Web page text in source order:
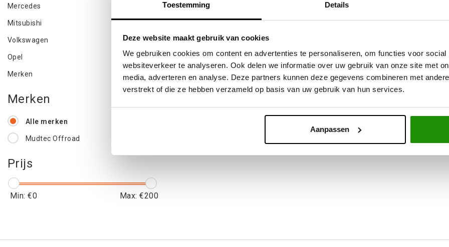
Toestemming Details
Deze website maakt gebruik van cookies
We gebruiken cookies om content en advertenties te personaliseren, om functies voor
websiteverkeer te analyseren. Ook delen we informatie over uw gebruik van onze site met
media, adverteren en analyse. Deze partners kunnen deze gegevens combineren met
verstrekt of die ze hebben verzameld op basis van uw gebruik van hun services.
Aanpassen
Mercedes
Mitsubishi
Volkswagen
Opel
Merken
Merken
Alle merken
Mudtec Offroad
Prijs
Min: €0 Max: €200
Snorkel Jeep Wrangler TJ
€139,67 Excl. btw
€169,00 Incl. btw